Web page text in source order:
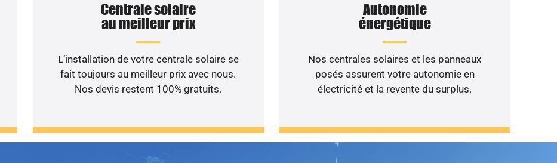
Centrale solaire
au meilleur prix
L’installation de votre centrale solaire se
fait toujours au meilleur prix avec nous.
Nos devis restent 100% gratuits.
Autonomie
énergétique
Nos centrales solaires et les panneaux
posés assurent votre autonomie en
électricité et la revente du surplus.